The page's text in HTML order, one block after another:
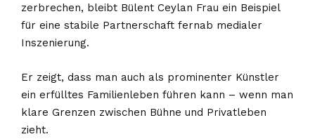
zerbrechen, bleibt Bülent Ceylan Frau ein Beispiel
für eine stabile Partnerschaft fernab medialer
Inszenierung.
Er zeigt, dass man auch als prominenter Künstler
ein erfülltes Familienleben führen kann – wenn man
klare Grenzen zwischen Bühne und Privatleben
zieht.